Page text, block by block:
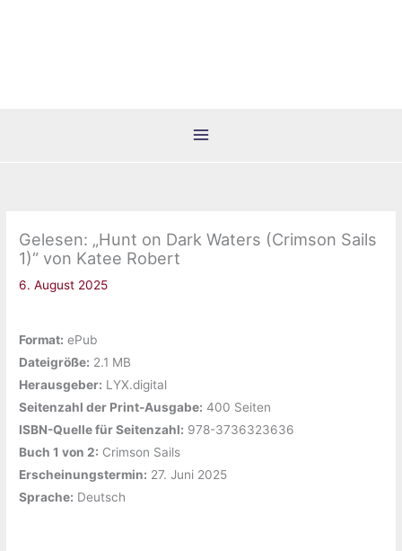
Gelesen: „Hunt on Dark Waters (Crimson Sails
1)“ von Katee Robert
6. August 2025
Format: ePub
Dateigröße: ‎2.1 MB
Herausgeber: ‎LYX.digital
Seitenzahl der Print-Ausgabe: ‎400 Seiten
ISBN-Quelle für Seitenzahl: ‎978-3736323636
Buch 1 von 2: ‎Crimson Sails
Erscheinungstermin: ‎27. Juni 2025
Sprache: ‎Deutsch